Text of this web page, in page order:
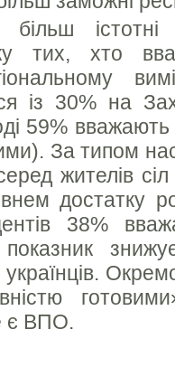
істотні
тих, хто
із 30% на
59%
За типом
жителів
достатку
38%
є ВПО.